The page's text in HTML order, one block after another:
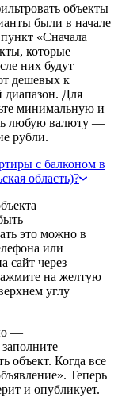
объекты
были в начале
«Сначала
которые
них будут
дешевых к
диапазон. Для
минимальную и
любую валюту —
рубли.
с балконом в
область)?
это можно в
или
сайт через
на желтую
углу
—
объект. Когда все
Теперь
и опубликует.